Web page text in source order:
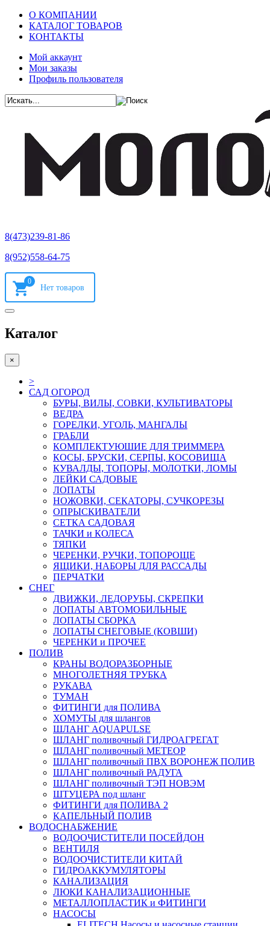
О КОМПАНИИ
КАТАЛОГ ТОВАРОВ
КОНТАКТЫ
Мой аккаунт
Мои заказы
Профиль пользователя
8(473)239-81-86
8(952)558-64-75
0
Каталог
×
>
САД ОГОРОД
БУРЫ, ВИЛЫ, СОВКИ, КУЛЬТИВАТОРЫ
ВЕДРА
ГОРЕЛКИ, УГОЛЬ, МАНГАЛЫ
ГРАБЛИ
КОМПЛЕКТУЮШИЕ ДЛЯ ТРИММЕРА
КОСЫ, БРУСКИ, СЕРПЫ, КОСОВИЩА
КУВАЛДЫ, ТОПОРЫ, МОЛОТКИ, ЛОМЫ
ЛЕЙКИ САДОВЫЕ
ЛОПАТЫ
НОЖОВКИ, СЕКАТОРЫ, СУЧКОРЕЗЫ
ОПРЫСКИВАТЕЛИ
СЕТКА САДОВАЯ
ТАЧКИ и КОЛЕСА
ТЯПКИ
ЧЕРЕНКИ, РУЧКИ, ТОПОРОЩЕ
ЯЩИКИ, НАБОРЫ ДЛЯ РАССАДЫ
ПЕРЧАТКИ
СНЕГ
ДВИЖКИ, ЛЕДОРУБЫ, СКРЕПКИ
ЛОПАТЫ АВТОМОБИЛЬНЫЕ
ЛОПАТЫ СБОРКА
ЛОПАТЫ СНЕГОВЫЕ (КОВШИ)
ЧЕРЕНКИ и ПРОЧЕЕ
ПОЛИВ
КРАНЫ ВОДОРАЗБОРНЫЕ
МНОГОЛЕТНЯЯ ТРУБКА
РУКАВА
ТУМАН
ФИТИНГИ для ПОЛИВА
ХОМУТЫ для шлангов
ШЛАНГ AQUAPULSE
ШЛАНГ поливочный ГИДРОАГРЕГАТ
ШЛАНГ поливочный МЕТЕОР
ШЛАНГ поливочный ПВХ ВОРОНЕЖ ПОЛИВ
ШЛАНГ поливочный РАДУГА
ШЛАНГ поливочный ТЭП НОВЭМ
ШТУЦЕРА под шланг
ФИТИНГИ для ПОЛИВА 2
КАПЕЛЬНЫЙ ПОЛИВ
ВОДОСНАБЖЕНИЕ
ВОДООЧИСТИТЕЛИ ПОСЕЙДОН
ВЕНТИЛЯ
ВОДООЧИСТИТЕЛИ КИТАЙ
ГИДРОАККУМУЛЯТОРЫ
КАНАЛИЗАЦИЯ
ЛЮКИ КАНАЛИЗАЦИОННЫЕ
МЕТАЛЛОПЛАСТИК и ФИТИНГИ
НАСОСЫ